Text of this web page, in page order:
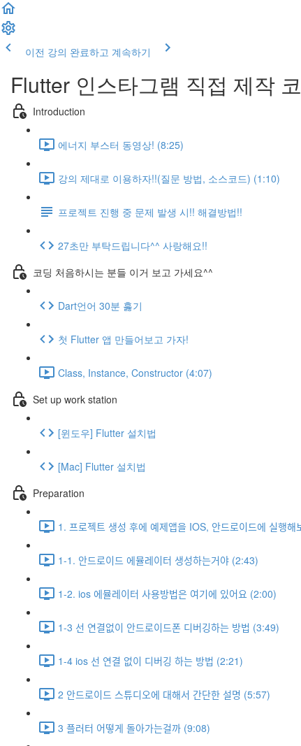
이전 강의 완료하고 계속하기
Flutter 인스타그램 직접 제작
Introduction
에너지 부스터 동영상! (8:25)
강의 제대로 이용하자!!(질문 방법, 소스코드) (1:10)
프로젝트 진행 중 문제 발생 시!! 해결방법!!
27초만 부탁드립니다^^ 사랑해요!!
코딩 처음하시는 분들 이거 보고 가세요^^
Dart언어 30분 훓기
첫 Flutter 앱 만들어보고 가자!
Class, Instance, Constructor (4:07)
Set up work station
[윈도우] Flutter 설치법
[Mac] Flutter 설치법
Preparation
1. 프로젝트 생성 후에 예제앱을 IOS, 안드로이드에
1-1. 안드로이드 에뮬레이터 생성하는거야 (2:43)
1-2. ios 에뮬레이터 사용방법은 여기에 있어요 (2:00)
1-3 선 연결없이 안드로이드폰 디버깅하는 방법 (3:49)
1-4 ios 선 연결 없이 디버깅 하는 방법 (2:21)
2 안드로이드 스튜디오에 대해서 간단한 설명 (5:57)
3 플러터 어떻게 돌아가는걸까 (9:08)